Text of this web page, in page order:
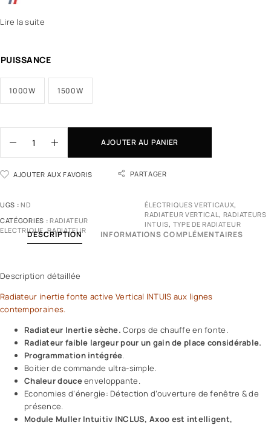
Lire la suite
PUISSANCE
1000W 1500W
AJOUTER AU PANIER
AJOUTER AUX FAVORIS PARTAGER
UGS :ND
CATÉGORIES : RADIATEUR
ELECTRIQUE,RADIATEUR
ÉLECTRIQUES VERTICAUX,
RADIATEUR VERTICAL, RADIATEURS
INTUIS, TYPE DE RADIATEUR
DESCRIPTION INFORMATIONS COMPLÉMENTAIRES
Description détaillée
Radiateur inertie fonte active Vertical INTUIS aux lignes
contemporaines.
Radiateur Inertie sèche.Corps de chauffe en fonte.
Radiateur faible largeur pour un gain de place considérable.
Programmation intégrée.
Boitier de commande ultra-simple.
Chaleur douceenveloppante.
Economies d’énergie: Détection d’ouverture de fenêtre & de
présence.
Module Muller Intuitiv INCLUS, Axoo est intelligent,